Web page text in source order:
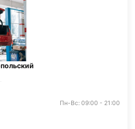
Пн-Вс: 09:00 - 21:00